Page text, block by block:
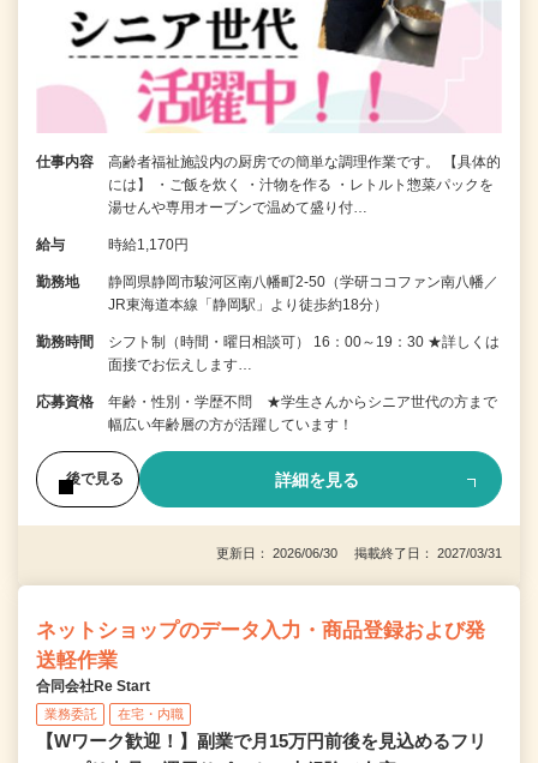
仕事内容
高齢者福祉施設内の厨房での簡単な調理作業です。 【具体的
には】 ・ご飯を炊く ・汁物を作る ・レトルト惣菜パックを
湯せんや専用オーブンで温めて盛り付…
給与 時給1,170円
勤務地
静岡県静岡市駿河区南八幡町2-50（学研ココファン南八幡／
JR東海道本線「静岡駅」より徒歩約18分）
勤務時間
シフト制（時間・曜日相談可） 16：00～19：30 ★詳しくは
面接でお伝えします…
応募資格
年齢・性別・学歴不問 ★学生さんからシニア世代の方まで
幅広い年齢層の方が活躍しています！
後で見る 詳細を見る
更新日： 2026/06/30 掲載終了日： 2027/03/31
ネットショップのデータ入力・商品登録および発
送軽作業
合同会社Re Start
業務委託 在宅・内職
【Wワーク歓迎！】副業で月15万円前後を見込めるフリ